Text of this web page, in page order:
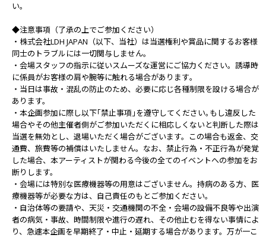
い。
◆注意事項（了承の上でご参加ください）
・株式会社LDH JAPAN（以下、当社）は当選権利や賞品に関するお客様
同士のトラブルには一切関与しません。
・会場スタッフの指示に従いスムーズな運営にご協力ください。誘導時
に係員がお客様の肩や腕等に触れる場合があります｡
・当日は事故・混乱の防止のため、必要に応じ各種制限を設ける場合が
あります。
・本企画参加に際し以下｢禁止事項｣を遵守してください｡もし違反した
場合やその他主催者側がご参加いただくに相応しくないと判断した際は
当選を無効とし、退場いただく場合がございます。この場合も返金、交
通費、旅費等の補償はいたしません。なお、禁止行為・不正行為が発覚
した場合、本アーティストが関わる今後の全てのイベントへの参加をお
断りします。
・会場には特別な医療機器等の用意はございません。持病のある方、医
療機器等が必要な方は、自己責任のもとご参加ください。
・自治体等の要請や、天災・交通機関の不全・会場の設備不良等や出演
者の病気・事故、時間制限や進行の遅れ、その他止むを得ない事情によ
り、急遽本企画を早期終了・中止・延期する場合があります。万が一こ